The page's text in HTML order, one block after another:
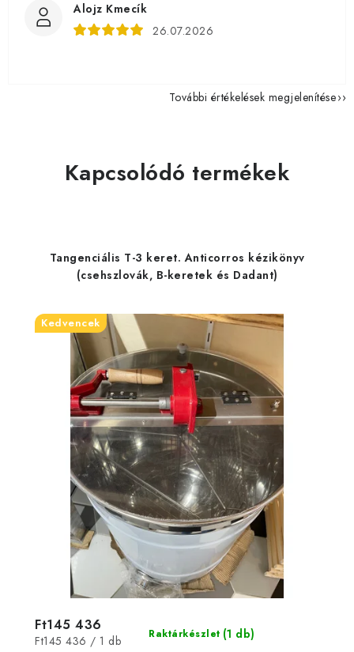
Alojz Kmecík
26.07.2026
További értékelések megjelenítése
Kapcsolódó termékek
Tangenciális T-3 keret. Anticorros kézikönyv
(csehszlovák, B-keretek és Dadant)
Kedvencek
Raktárkészlet (1 db)
Ft145 436
Egységár:
Ft145 436 / 1 db